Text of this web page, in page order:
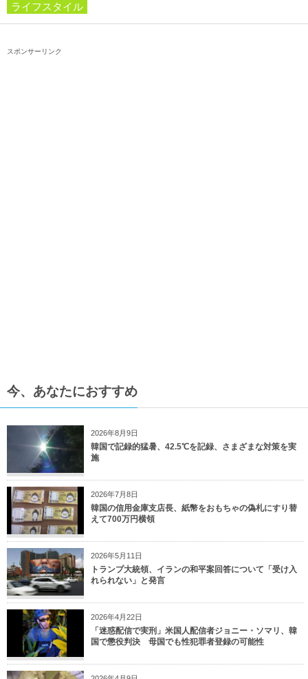
ライフスタイル
スポンサーリンク
今、あなたにおすすめ
2026年8月9日
韓国で記録的猛暑、42.5℃を記録、さまざまな対策を実
施
2026年7月8日
韓国の信用金庫支店長、紙幣をおもちゃの偽札にすり替
えて700万円横領
2026年5月11日
トランプ大統領、イランの和平案回答について「受け入
れられない」と発言
2026年4月22日
「迷惑配信で実刑」米国人配信者ジョニー・ソマリ、韓
国で懲役判決 母国でも性犯罪者登録の可能性